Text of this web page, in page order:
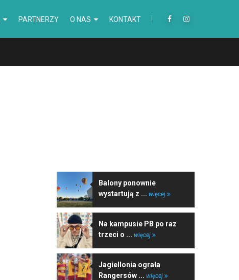
PARTNERZY O NAS KONTAKT
Balony ponownie
wystartują z ... więcej
Na kampusie PB po raz
trzeci o ... więcej
Jagiellonia ograła
Rangersów ... więcej